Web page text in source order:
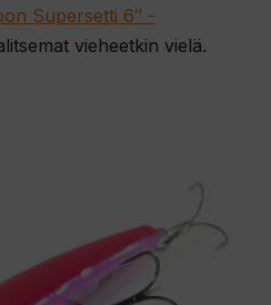
Supersetti 6″ -
vieheetkin vielä.